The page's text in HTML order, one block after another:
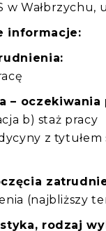
w Wałbrzychu,
informacje:
– oczekiwania
b) staż pracy
z
(najbliższy
rodzaj